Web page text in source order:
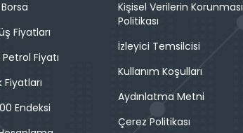
Fiyatları
Fiyatı
Fiyatları
Endeksi
Kişisel Verilerin Korunması
Politikası
İzleyici Temsilcisi
Kullanım Koşulları
Aydınlatma Metni
Çerez Politikası